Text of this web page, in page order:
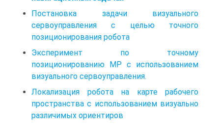
Постановка задачи визуального
сервоуправления с целью точного
позиционирования робота
Эксперимент по точному
позиционированию MP с использованием
визуального сервоуправления.
Локализация робота на карте рабочего
пространства с использованием визуально
различимых ориентиров